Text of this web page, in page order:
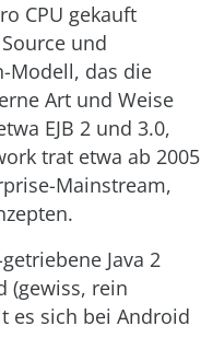
CPU gekauft
und
Modell, das die
Art und Weise
EJB 2 und 3.0,
trat etwa ab 2005
Mainstream,
Java 2
(gewiss, rein
es sich bei Android